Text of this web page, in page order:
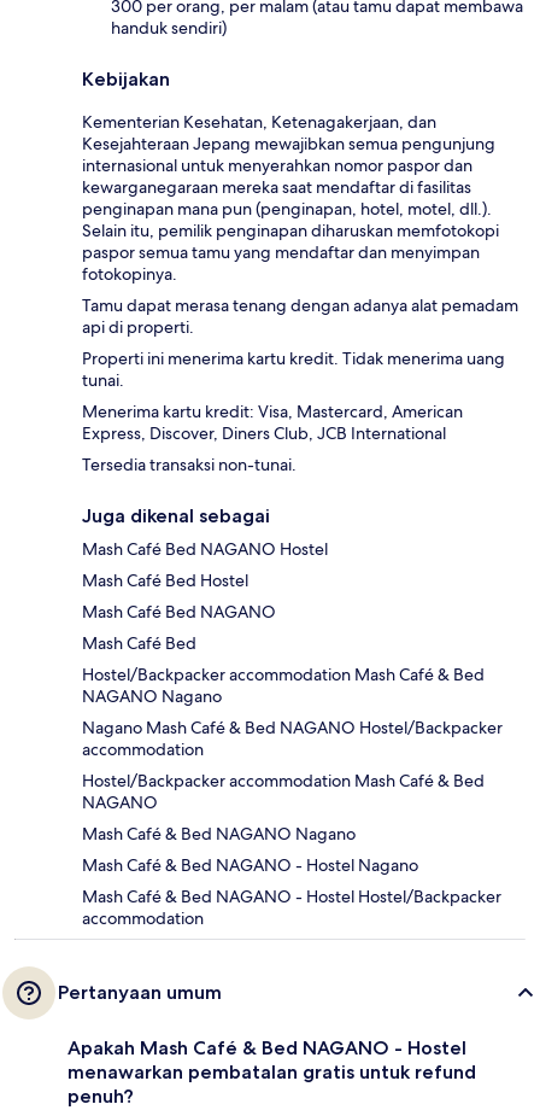
300 per orang, per malam (atau tamu dapat membawa
handuk sendiri)
Kebijakan
Kementerian Kesehatan, Ketenagakerjaan, dan
Kesejahteraan Jepang mewajibkan semua pengunjung
internasional untuk menyerahkan nomor paspor dan
kewarganegaraan mereka saat mendaftar di fasilitas
penginapan mana pun (penginapan, hotel, motel, dll.).
Selain itu, pemilik penginapan diharuskan memfotokopi
paspor semua tamu yang mendaftar dan menyimpan
fotokopinya.
Tamu dapat merasa tenang dengan adanya alat pemadam
api di properti.
Properti ini menerima kartu kredit. Tidak menerima uang
tunai.
Menerima kartu kredit: Visa, Mastercard, American
Express, Discover, Diners Club, JCB International
Tersedia transaksi non-tunai.
Juga dikenal sebagai
Mash Café Bed NAGANO Hostel
Mash Café Bed Hostel
Mash Café Bed NAGANO
Mash Café Bed
Hostel/Backpacker accommodation Mash Café & Bed
NAGANO Nagano
Nagano Mash Café & Bed NAGANO Hostel/Backpacker
accommodation
Hostel/Backpacker accommodation Mash Café & Bed
NAGANO
Mash Café & Bed NAGANO Nagano
Mash Café & Bed NAGANO - Hostel Nagano
Mash Café & Bed NAGANO - Hostel Hostel/Backpacker
accommodation
Pertanyaan umum
Apakah Mash Café & Bed NAGANO - Hostel
menawarkan pembatalan gratis untuk refund
penuh?